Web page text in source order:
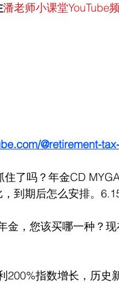
潘老师小课堂YouTube
@retirement-
了吗？年金CD
到期后怎么安排。
，您该买哪一种？
200%指数增长，历史